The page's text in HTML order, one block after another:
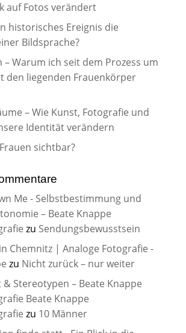
auf Fotos verändert
historisches Ereignis die
Bildsprache?
– Warum ich seit dem Prozess um
den liegenden Frauenkörper
– Wie Kunst, Fotografie und
Identität verändern
sichtbar?
Me - Selbstbestimmung und
– Beate Knappe
zu Sendungsbewusstsein
Chemnitz | Analoge Fotografie -
zu Nicht zurück – nur weiter
Stereotypen – Beate Knappe
Beate Knappe
zu 10 Männer